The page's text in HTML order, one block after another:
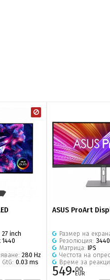
27 inch
1440
280 Hz
0.03 ms
ASUS ProArt
Размер на
Резолюция:
Матрица: IPS
Честота на
Време за
549·00
EUR